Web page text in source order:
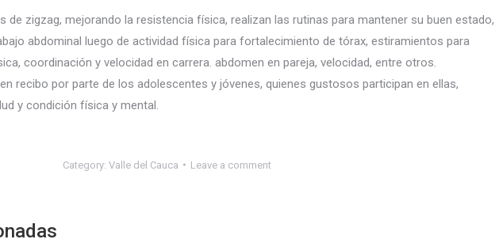
de zigzag, mejorando la resistencia física, realizan las rutinas para mantener su buen estado,
abdominal luego de actividad física para fortalecimiento de tórax, estiramientos para
coordinación y velocidad en carrera. abdomen en pareja, velocidad, entre otros.
recibo por parte de los adolescentes y jóvenes, quienes gustosos participan en ellas,
y condición física y mental.
Category: Valle del Cauca Leave a comment